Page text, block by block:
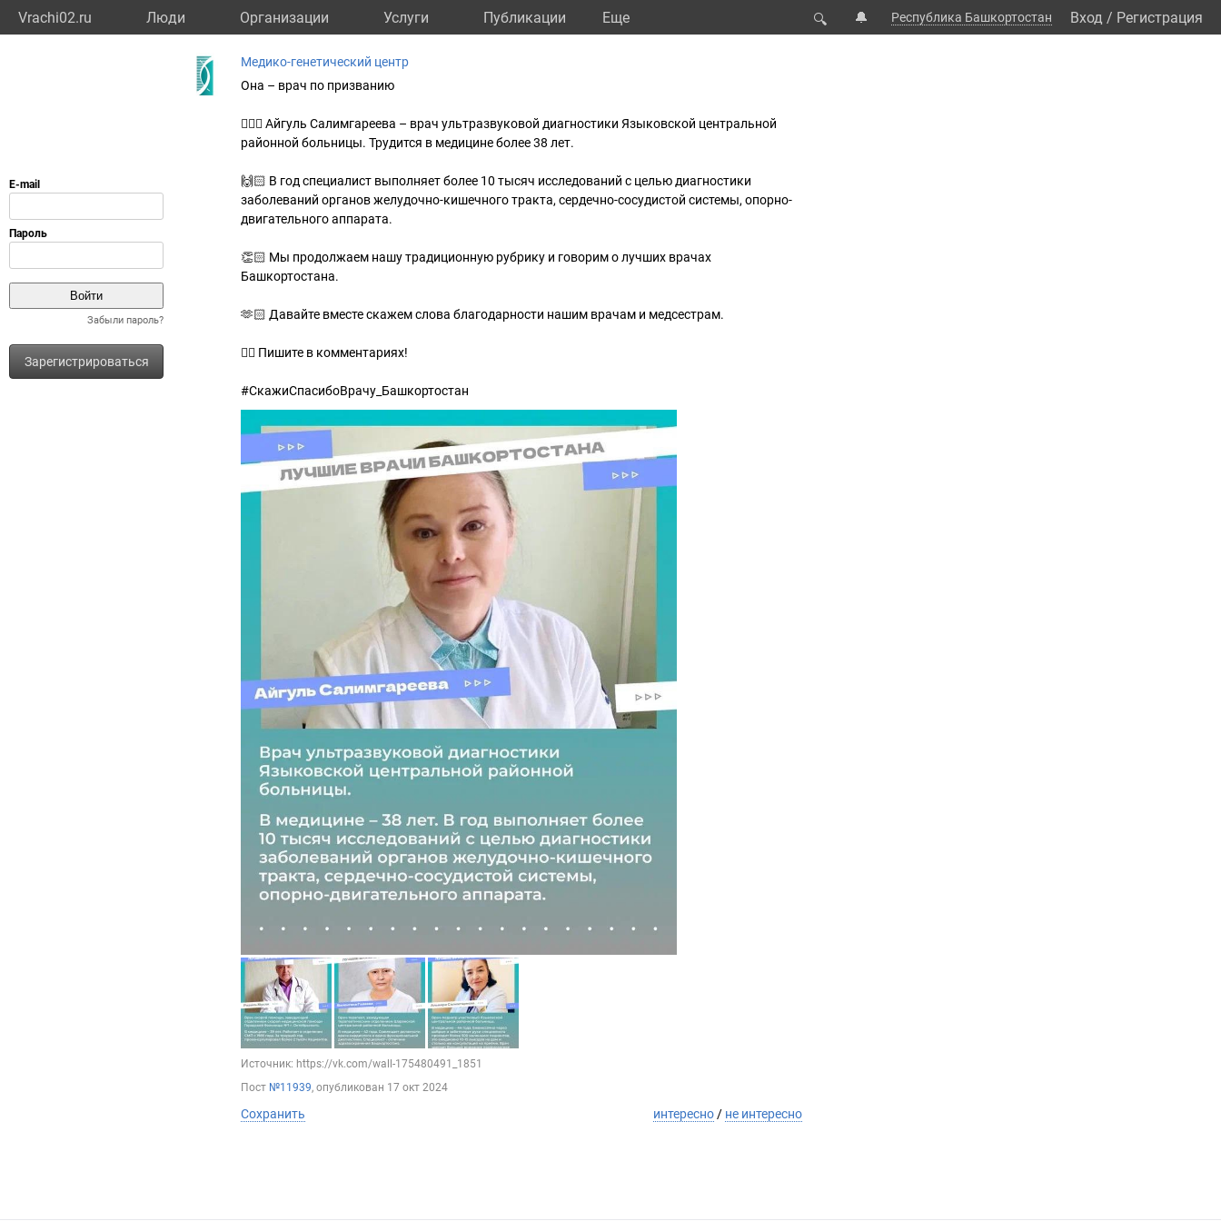
Vrachi02.ru Люди Организации Услуги Публикации Eще 🔍 🔔 Республика Башкортостан Вход / Регистрация
Забыли пароль?
Зарегистрироваться
Медико-генетический центр
Она – врач по призванию
👩🏼‍⚕️ Айгуль Салимгареева – врач ультразвуковой диагностики Языковской центральной
районной больницы. Трудится в медицине более 38 лет.
🙌🏻 В год специалист выполняет более 10 тысяч исследований с целью диагностики
заболеваний органов желудочно-кишечного тракта, сердечно-сосудистой системы, опорно-
двигательного аппарата.
👏🏻 Мы продолжаем нашу традиционную рубрику и говорим о лучших врачах
Башкортостана.
🫶🏻 Давайте вместе скажем слова благодарности нашим врачам и медсестрам.
✍🏻 Пишите в комментариях!
#СкажиСпасибоВрачу_Башкортостан
Источник: https://vk.com/wall-175480491_1851
Пост №11939, опубликован 17 окт 2024
Сохранить интересно / не интересно